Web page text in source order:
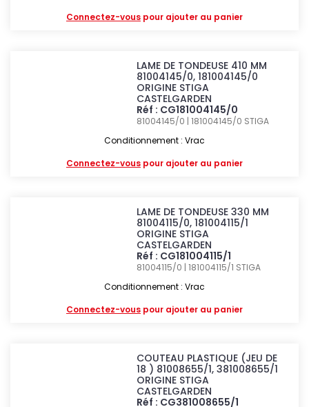
Connectez-vous pour ajouter au panier
LAME DE TONDEUSE 410 MM
81004145/0, 181004145/0
ORIGINE STIGA
CASTELGARDEN
Réf : CG181004145/0
81004145/0 | 181004145/0 STIGA
Conditionnement : Vrac
Connectez-vous pour ajouter au panier
LAME DE TONDEUSE 330 MM
81004115/0, 181004115/1
ORIGINE STIGA
CASTELGARDEN
Réf : CG181004115/1
81004115/0 | 181004115/1 STIGA
Conditionnement : Vrac
Connectez-vous pour ajouter au panier
COUTEAU PLASTIQUE (JEU DE
18 ) 81008655/1, 381008655/1
ORIGINE STIGA
CASTELGARDEN
Réf : CG381008655/1